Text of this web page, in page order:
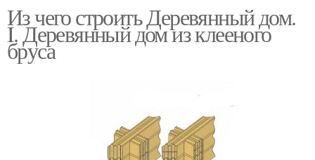
Из чего строить Деревянный дом.
I. Деревянный дом из клееного
бруса